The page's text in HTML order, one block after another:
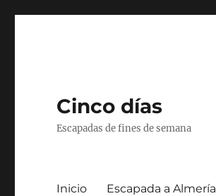
Cinco días
Escapadas de fines de semana
Inicio Escapada a Almería